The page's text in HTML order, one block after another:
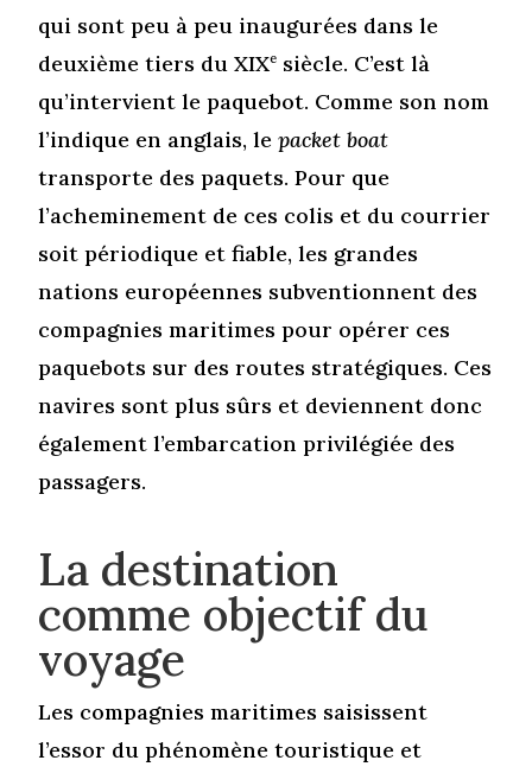
qui sont peu à peu inaugurées dans le
deuxième tiers du XIXe siècle. C’est là
qu’intervient le paquebot. Comme son nom
l’indique en anglais, lepacket boat
transporte des paquets. Pour que
l’acheminement de ces colis et du courrier
soit périodique et fiable, les grandes
nations européennes subventionnent des
compagnies maritimes pour opérer ces
paquebots sur des routes stratégiques. Ces
navires sont plus sûrs et deviennent donc
également l’embarcation privilégiée des
passagers.
La destination
comme objectif du
voyage
Les compagnies maritimes saisissent
l’essor du phénomène touristique et